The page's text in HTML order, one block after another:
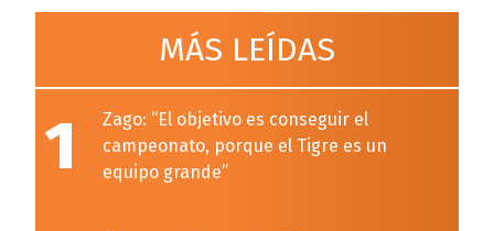
MÁS LEÍDAS
1
Zago: “El objetivo es conseguir el
campeonato, porque el Tigre es un
equipo grande”